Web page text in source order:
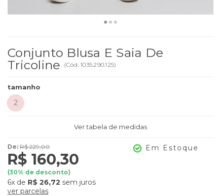
Conjunto Blusa E Saia De
Tricoline
(Cód. 1035.290.125)
tamanho
2
Ver tabela de medidas
De: R$ 229,00
R$ 160,30
(30% de desconto)
6x de R$ 26,72 sem juros
ver parcelas
Em Estoque